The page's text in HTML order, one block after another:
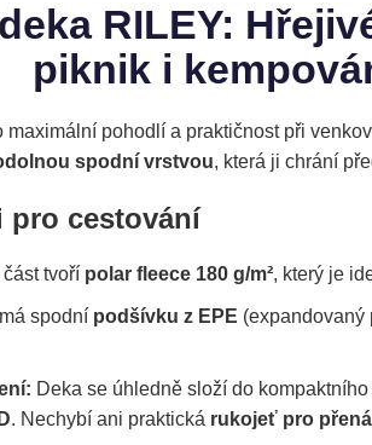
RILEY:
piknik i
maximální pohodlí a praktičnost při
spodní vrstvou, která ji chrání
pro cestování
tvoří polar fleece 180 g/m², který je
spodní podšívku z EPE (expandovaný
Deka se úhledně složí do
. Nechybí ani praktická rukojeť pro